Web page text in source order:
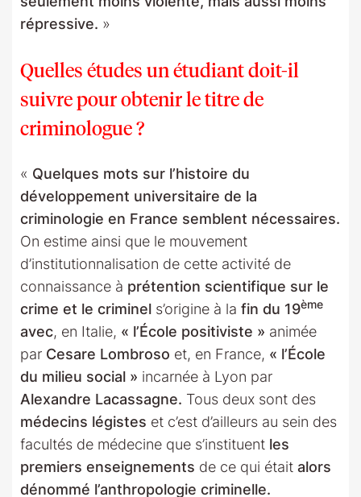
répressive. »
Quelles études un étudiant doit-il
suivre pour obtenir le titre de
criminologue ?
« Quelques mots sur l’histoire du
développement universitaire de la
criminologie en France semblent nécessaires.
On estime ainsi que le mouvement
d’institutionnalisation de cette activité de
connaissance à prétention scientifique sur le
crime et le criminel s’origine à la fin du 19ème
avec, en Italie, « l’École positiviste » animée
par Cesare Lombroso et, en France, « l’École
du milieu social » incarnée à Lyon par
Alexandre Lacassagne. Tous deux sont des
médecins légistes et c’est d’ailleurs au sein des
facultés de médecine que s’instituent les
premiers enseignements de ce qui était alors
dénommé l’anthropologie criminelle.